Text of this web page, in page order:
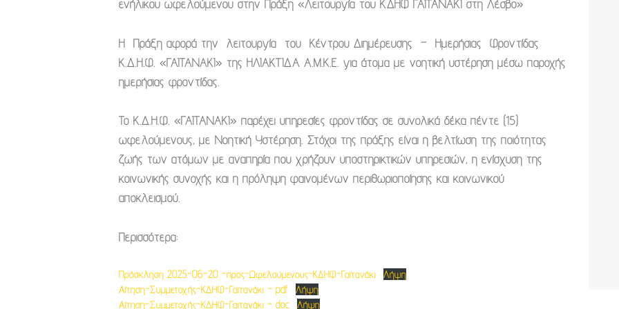
ενήλικου ωφελούμενου στην Πράξη «Λειτουργία του ΚΔΗΦ ΓΑΪΤΑΝΑΚΙ στη Λέσβο»
Η Πράξη αφορά την λειτουργία του Κέντρου Διημέρευσης – Ημερήσιας Φροντίδας
Κ.Δ.Η.Φ. «ΓΑΙΤΑΝΑΚΙ» της ΗΛΙΑΚΤΙΔΑ Α.Μ.Κ.Ε. για άτομα με νοητική υστέρηση μέσω παροχής
ημερήσιας φροντίδας.
Το Κ.Δ.Η.Φ. «ΓΑΙΤΑΝΑΚΙ» παρέχει υπηρεσίες φροντίδας σε συνολικά δέκα πέντε (15)
ωφελούμενους, με Νοητική Υστέρηση. Στόχοι της πράξης είναι η βελτίωση της ποιότητας
ζωής των ατόμων με αναπηρία που χρήζουν υποστηρικτικών υπηρεσιών, η ενίσχυση της
κοινωνικής συνοχής και η πρόληψη φαινομένων περιθωριοποίησης και κοινωνικού
αποκλεισμού.
Περισσότερα:
Πρόσκληση 2025-06-20 -προς-Ωφελούμενους-ΚΔΗΦ-Γαϊτανάκι
Λήψη
Αίτηση-Συμμετοχής-ΚΔΗΦ-Γαϊτανάκι – pdf
Λήψη
Αίτηση-Συμμετοχής-ΚΔΗΦ-Γαϊτανάκι – doc
Λήψη